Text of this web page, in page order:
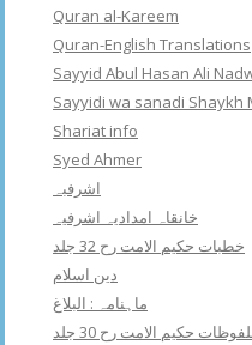
Quran al-Kareem
Quran-English Translations
Sayyid Abul Hasan Ali
Sayyidi wa sanadi Shaykh
Shariat info
Syed Ahmer
اشرفبہ
خانقاہ امدادیہ اشرفیہ
خطبات حکیم الامت رح 32 جلد
دین اسلام
ماہنامہ : البلاغ
حکیم الامت رح 30 جلد